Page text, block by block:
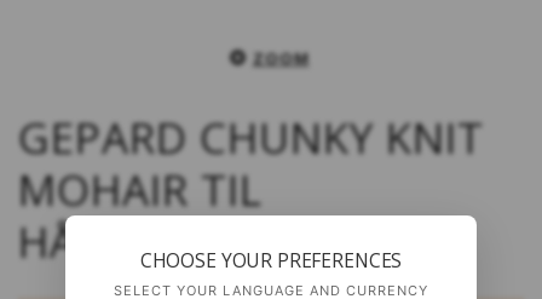
ZOOM
GEPARD CHUNKY KNIT
MOHAIR TIL
HÅNDFARVNING
CHOOSE YOUR PREFERENCES
SELECT YOUR LANGUAGE AND CURRENCY